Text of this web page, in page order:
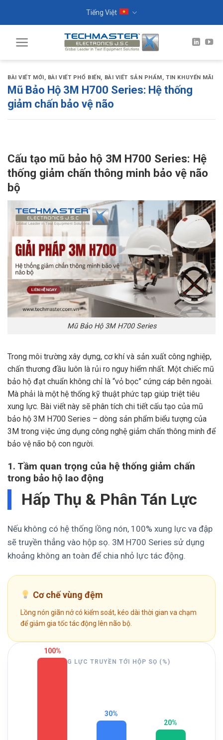
Tiếng Việt
BÀI VIẾT MỚI, BÀI VIẾT PHỔ BIẾN, BÀI VIẾT SẢN PHẨM,TIN KHUYẾN MÃI
Mũ Bảo Hộ 3M H700 Series: Hệ thống
giảm chấn bảo vệ não
Cấu tạo mũ bảo hộ 3M H700 Series: Hệ
thống giảm chấn thông minh bảo vệ não
bộ
Mũ Bảo Hộ 3M H700 Series
Trong môi trường xây dựng, cơ khí và sản xuất công nghiệp,
chấn thương đầu luôn là rủi ro nguy hiểm nhất. Một chiếc mũ
bảo hộ đạt chuẩn không chỉ là “vỏ bọc” cứng cáp bên ngoài.
Mà phải là một hệ thống kỹ thuật phức tạp giúp triệt tiêu
xung lực. Bài viết này sẽ phân tích chi tiết cấu tạo của mũ
bảo hộ 3M H700 Series – dòng sản phẩm biểu tượng của
3M trong việc ứng dụng công nghệ giảm chấn thông minh để
bảo vệ não bộ con người.
1. Tầm quan trọng của hệ thống giảm chấn
trong bảo hộ lao động
Hấp Thụ & Phân Tán Lực
Nếu không có hệ thống lồng nón, 100% xung lực va đập
sẽ truyền thẳng vào hộp sọ. 3M H700 Series sử dụng
khoảng không an toàn để chia nhỏ lực tác động.
Cơ chế vùng đệm
Lồng nón giãn nở có kiểm soát, kéo dài thời gian va chạm
để giảm gia tốc tác động lên não bộ.
XUNG LỰC TRUYỀN TỚI HỘP SỌ (%)
100%
30%
20%